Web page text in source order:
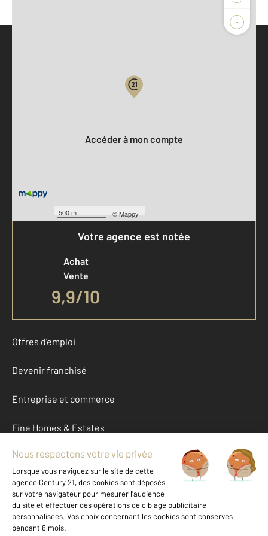
-
500 m ©Mappy
Accéder à mon compte
Votre agence est notée
Achat
Vente
9,9/10
Offres d'emploi
Devenir franchisé
Entreprise et commerce
Fine Homes & Estates
À propos
International
Nous contacter